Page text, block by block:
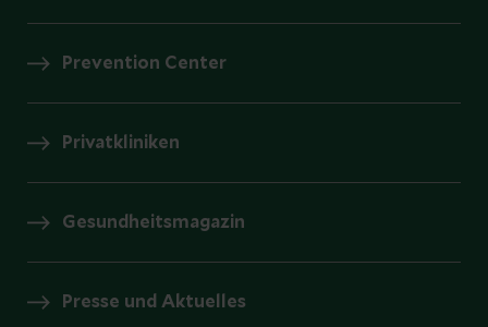
Prevention Center
Privatkliniken
Gesundheitsmagazin
Presse und Aktuelles